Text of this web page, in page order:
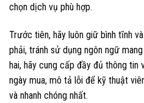
chọn dịch vụ phù hợp.
Trước tiên, hãy luôn giữ bình tĩnh
phải, tránh sử dụng ngôn ngữ
hai, hãy cung cấp đầy đủ thông tin
ngày mua, mô tả lỗi để kỹ thuật
và nhanh chóng nhất.